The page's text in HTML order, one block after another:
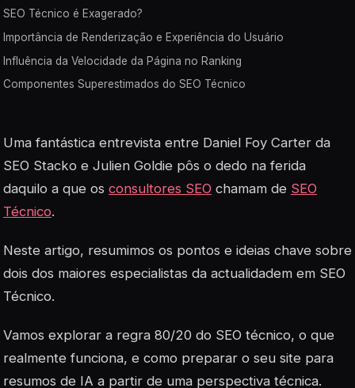
SEO Técnico é Exagerado?
Importância de Renderização e Experiência do Usuário
Influência da Velocidade da Página no Ranking
Componentes Superestimados do SEO Técnico
Uma fantástica entrevista entre Daniel Foy Carter da
SEO Stacko e Julien Goldie pôs o dedo na ferida
daquilo a que os consultores SEO chamam de SEO
Técnico.
Neste artigo, resumimos os pontos e ideias chave sobre
dois dos maiores especialistas da actualidadem em SEO
Técnico.
Vamos explorar a regra 80/20 do SEO técnico, o que
realmente funciona, e como preparar o seu site para
resumos de IA a partir de uma perspectiva técnica.